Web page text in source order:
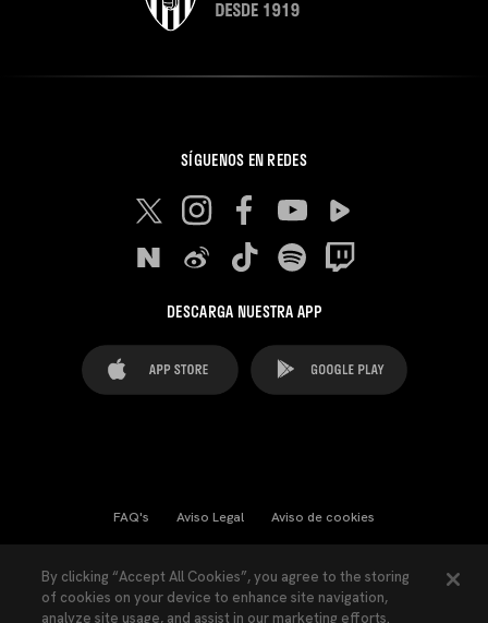
SÍGUENOS EN REDES
DESCARGA NUESTRA APP
FAQ's Aviso Legal Aviso de cookies
Ley Transparencia Política de Privacidad
By clicking “Accept All Cookies”, you agree to the storing
of cookies on your device to enhance site navigation,
analyze site usage, and assist in our marketing efforts.